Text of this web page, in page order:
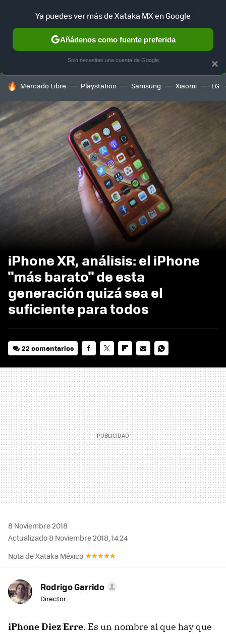
MENÚ NUEVO
GAMING HOME AUTO
HOY SE HABLA DE
Mercado Libre Playstation Samsung Xiaomi LG
iPhone XR, análisis: el iPhone
"más barato" de esta
generación quizá sea el
suficiente para todos
22 comentarios
MAIL
8 Noviembre 2018
Actualizado 8 Noviembre 2018, 14:24
Nota de Xataka México
Rodrigo Garrido
Director
iPhone Diez Erre. Es un nombre al que hay que
×
Ya puedes ver más de Xataka MX en Google
Añádenos como fuente preferida
Solo necesitas una cuenta de Google